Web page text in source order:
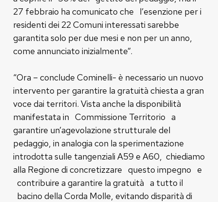
27 febbraio ha comunicato che l’esenzione per i
residenti dei 22 Comuni interessati sarebbe
garantita solo per due mesi e non per un anno,
come annunciato inizialmente”.
“Ora – conclude Cominelli- è necessario un nuovo
intervento per garantire la gratuità chiesta a gran
voce dai territori. Vista anche la disponibilità
manifestata in Commissione Territorio a
garantire un’agevolazione strutturale del
pedaggio, in analogia con la sperimentazione
introdotta sulle tangenziali A59 e A60, chiediamo
alla Regione di concretizzare questo impegno e
contribuire a garantire la gratuità a tutto il
bacino della Corda Molle, evitando disparità di